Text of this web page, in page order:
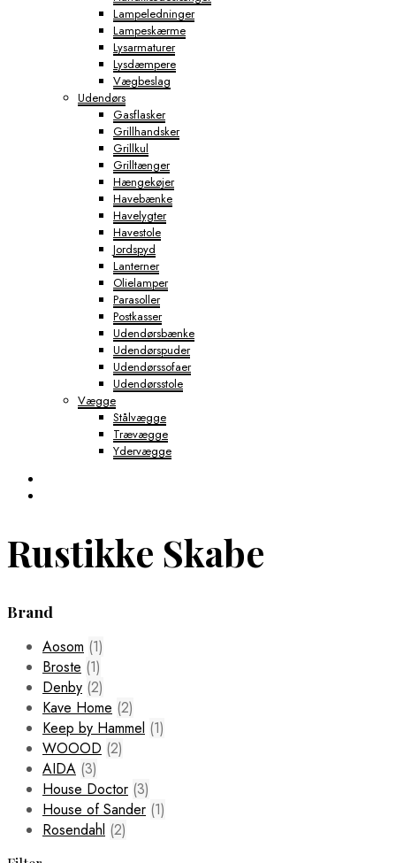
Lampeledninger
Lampeskærme
Lysarmaturer
Lysdæmpere
Vægbeslag
Udendørs
Gasflasker
Grillhandsker
Grillkul
Grilltænger
Hængekøjer
Havebænke
Havelygter
Havestole
Jordspyd
Lanterner
Olielamper
Parasoller
Postkasser
Udendørsbænke
Udendørspuder
Udendørssofaer
Udendørsstole
Vægge
Stålvægge
Trævægge
Ydervægge
Rustikke Skabe
Brand
Aosom (1)
Broste (1)
Denby (2)
Kave Home (2)
Keep by Hammel (1)
WOOOD (2)
AIDA (3)
House Doctor (3)
House of Sander (1)
Rosendahl (2)